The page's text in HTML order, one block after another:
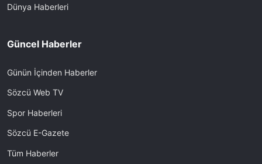
Dünya Haberleri
Güncel Haberler
Günün İçinden Haberler
Sözcü Web TV
Spor Haberleri
Sözcü E-Gazete
Tüm Haberler